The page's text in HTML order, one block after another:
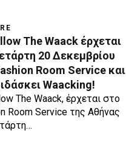
The Waack έρχεται
20 Δεκεμβρίου
Room Service και
Waacking!
The Waack, έρχεται στο
Room Service της Αθήνας